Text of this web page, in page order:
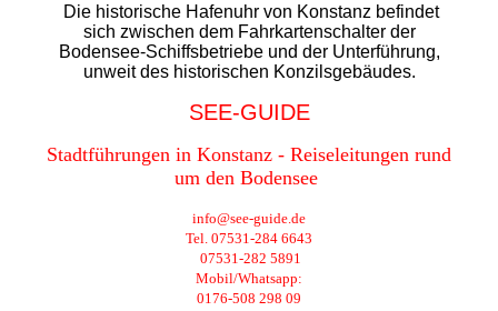
Die historische Hafenuhr von Konstanz befindet
sich zwischen dem Fahrkartenschalter der
Bodensee-Schiffsbetriebe und der Unterführung,
unweit des historischen Konzilsgebäudes.
SEE-GUIDE
Stadtführungen in Konstanz - Reiseleitungen rund
um den Bodensee
info@see-guide.de
Tel. 07531-284 6643
07531-282 5891
Mobil/Whatsapp:
0176-508 298 09